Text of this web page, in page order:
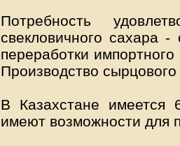
Потребность
свекловичного сахара
переработки
Производство
В Казахстане имеется
имеют возможности для